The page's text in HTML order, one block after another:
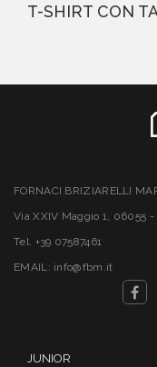
T-SHIRT CON
FORNACI BRIZIARELLI
Via XXIV Maggio 1, 06055 -
Tel. +39 07587461
EMAIL: info@fbm.it
JUNIOR